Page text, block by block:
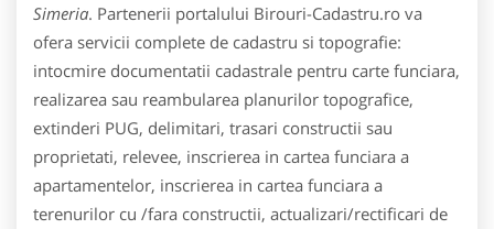
Simeria. Partenerii portalului Birouri-Cadastru.ro va
ofera servicii complete de cadastru si topografie:
intocmire documentatii cadastrale pentru carte funciara,
realizarea sau reambularea planurilor topografice,
extinderi PUG, delimitari, trasari constructii sau
proprietati, relevee, inscrierea in cartea funciara a
apartamentelor, inscrierea in cartea funciara a
terenurilor cu /fara constructii, actualizari/rectificari de